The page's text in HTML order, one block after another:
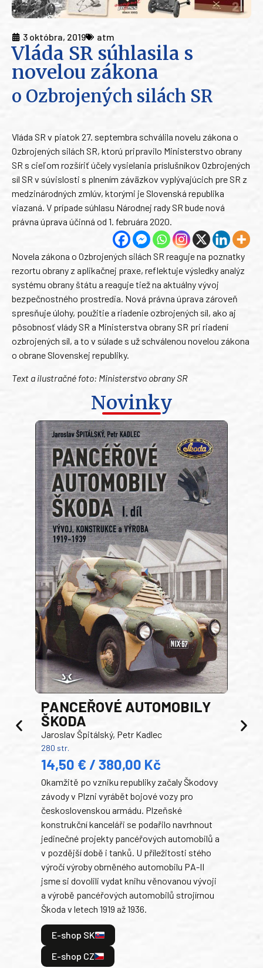
3 októbra, 2019 atm
Vláda SR súhlasila s
novelou zákona
o Ozbrojených silách SR
Vláda SR v piatok 27. septembra schválila novelu zákona o
Ozbrojených silách SR, ktorú pripravilo Ministerstvo obrany
SR s cieľom rozšíriť účely vysielania príslušníkov Ozbrojených
síl SR v súvislosti s plnením záväzkov vyplývajúcich pre SR z
medzinárodných zmlúv, ktorými je Slovenská republika
viazaná. V prípade súhlasu Národnej rady SR bude nová
právna úprava účinná od 1. februára 2020.
Novela zákona o Ozbrojených silách SR reaguje na poznatky
rezortu obrany z aplikačnej praxe, reflektuje výsledky analýz
systému obrany štátu a reaguje tiež na aktuálny vývoj
bezpečnostného prostredia. Nová právna úprava zároveň
spresňuje úlohy, použitie a riadenie ozbrojených síl, ako aj
pôsobnosť vlády SR a Ministerstva obrany SR pri riadení
ozbrojených síl, a to v súlade s už schválenou novelou zákona
o obrane Slovenskej republiky.
Text a ilustračné foto: Ministerstvo obrany SR
Novinky
PANCEŘOVÉ AUTOMOBILY
ŠKODA
Jaroslav Špitálský, Petr Kadlec
280 str.
14,50 € / 380,00 Kč
Okamžitě po vzniku republiky začaly Škodovy
závody v Plzni vyrábět bojové vozy pro
československou armádu. Plzeňské
konstrukční kanceláři se podařilo navrhnout
jedinečné projekty pancéřových automobilů a
v pozdější době i tanků. U příležitosti stého
výročí výroby obrněného automobilu PA-II
jsme si dovolili vydat knihu věnovanou vývoji
a výrobě pancéřových automobilů strojírnou
Škoda v letech 1919 až 1936.
E-shop SK
E-shop CZ